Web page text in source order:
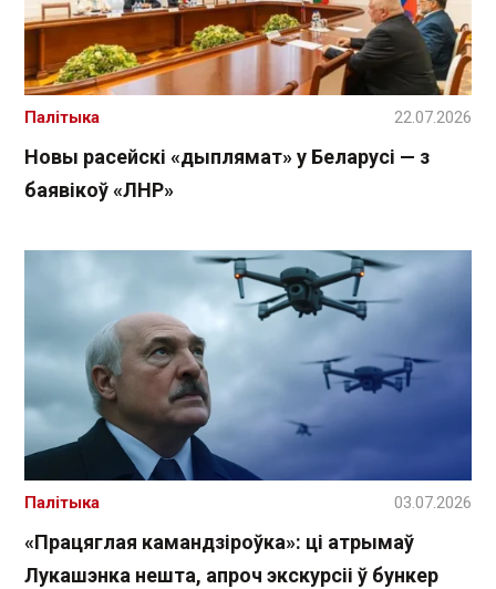
Новы расейскі «дыплямат» у Беларусі — з
баявікоў «ЛНР»
Палітыка 22.07.2026
«Працяглая камандзіроўка»: ці атрымаў
Лукашэнка нешта, апроч экскурсіі ў бункер
Палітыка 03.07.2026